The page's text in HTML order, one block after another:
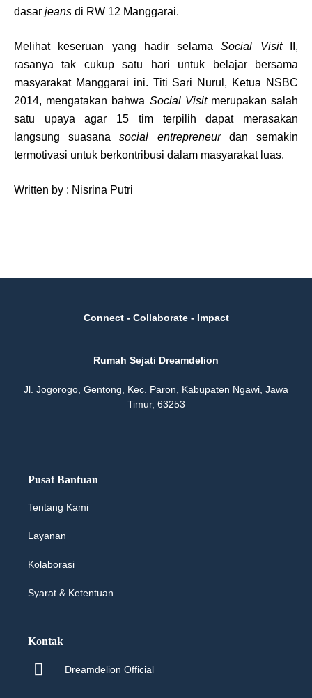
dasar jeans di RW 12 Manggarai.
Melihat keseruan yang hadir selamaSocial Visit
II,
rasanya tak cukup satu hari untuk belajar bersama
masyarakat Manggarai ini. Titi Sari Nurul, Ketua NSBC
2014, mengatakan bahwa Social Visitmerupakan salah
satu upaya agar 15 tim terpilih dapat merasakan
langsung suasanasocial entrepreneurdan semakin
termotivasi untuk berkontribusi dalam masyarakat luas.
Written by : Nisrina Putri
Connect - Collaborate - Impact
Rumah Sejati Dreamdelion
Jl. Jogorogo, Gentong, Kec. Paron, Kabupaten Ngawi, Jawa
Timur, 63253
Pusat Bantuan
Tentang Kami
Layanan
Kolaborasi
Syarat & Ketentuan
Kontak
Dreamdelion Official